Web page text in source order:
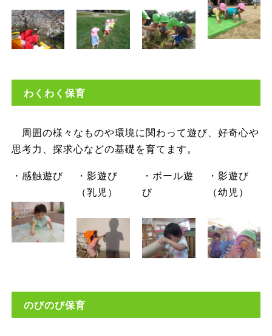
わくわく保育
周囲の様々なものや環境に関わって遊び、好奇心や
思考力、探求心などの基礎を育てます。
・感触遊び
・影遊び
（乳児）
・ボール遊
び
・影遊び
（幼児）
のびのび保育